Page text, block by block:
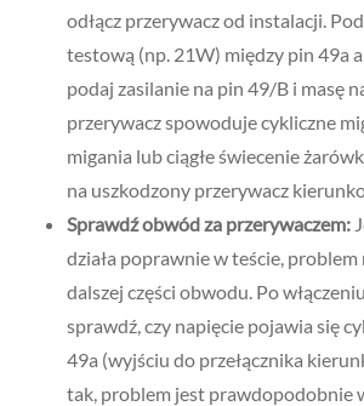
odłącz przerywacz od instalacji.
testową (np. 21W) między pin 49a
podaj zasilanie na pin 49/B i masę
przerywacz spowoduje cykliczne
migania lub ciągłe świecenie
na uszkodzony przerywacz
Sprawdź obwód za przerywaczem:
działa poprawnie w teście, problem
dalszej części obwodu. Po
sprawdź, czy napięcie pojawia się
49a (wyjściu do przełącznika
tak, problem jest prawdopodobnie